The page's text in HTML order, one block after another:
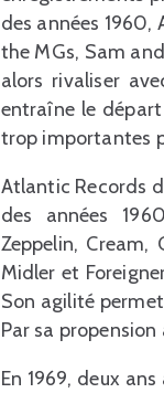
des années
the MGs, Sam
alors rivaliser
entraîne le
trop importantes
Atlantic Records
des années
Zeppelin, Cream,
Midler et
Son agilité
Par sa
En 1969, deux